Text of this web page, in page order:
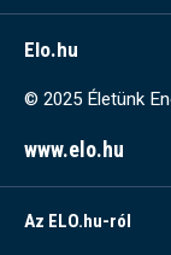
Elo.hu
© 2025 Életünk
www.elo.hu
Az ELO.hu-ról